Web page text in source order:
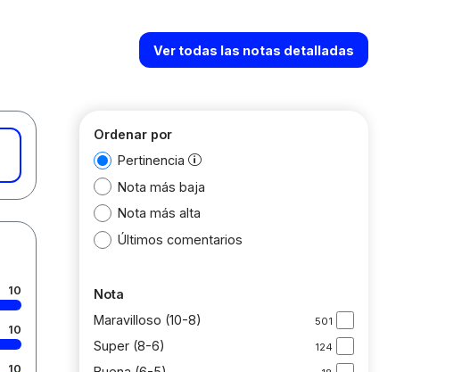
Ver todas las notas detalladas
10
10
10
Ordenar por
Pertinencia
Nota más baja
Nota más alta
Últimos comentarios
Nota
Maravilloso (10-8)
501
Super (8-6) 124